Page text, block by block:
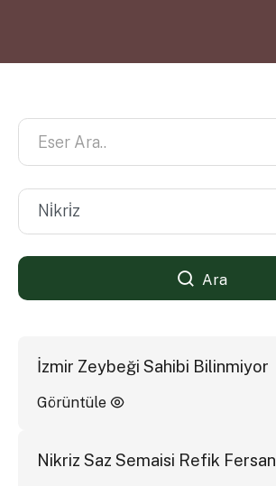
Ara
İzmir Zeybeği Sahibi Bilinmiyor
Görüntüle
Nikriz Saz Semaisi Refik Fersan